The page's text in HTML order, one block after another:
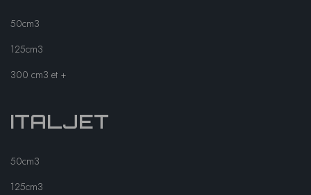
50cm3
125cm3
300 cm3 et +
ITALJET
50cm3
125cm3